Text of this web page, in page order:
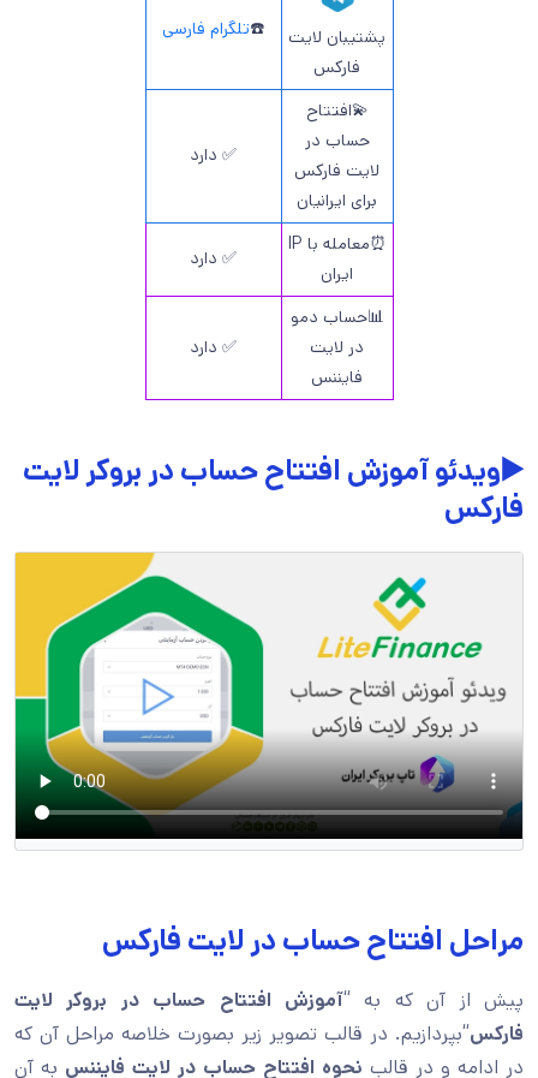
پشتیبان لایت
فارکس
☎️تلگرام فارسی
💫افتتاح
حساب در
لایت فارکس
برای ایرانیان
✅ دارد
⏰معامله با IP
ایران
✅ دارد
📊حساب دمو
در لایت
فایننس
✅ دارد
▶️ویدئو آموزش افتتاح حساب در بروکر لایت
فارکس
مراحل افتتاح حساب در لایت فارکس
پیش از آن که به “آموزش افتتاح حساب در بروکر لایت
فارکس“بپردازیم. در قالب تصویر زیر بصورت خلاصه مراحل آن که
در ادامه و در قالب نحوه افتتاح حساب در لایت فایننس به آن